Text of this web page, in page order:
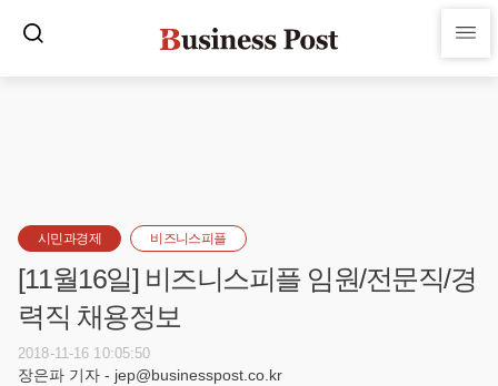
시민과경제 비즈니스피플
[11월16일] 비즈니스피플 임원/전문직/경
력직 채용정보
2018-11-16 10:05:50
장은파 기자 - jep@businesspost.co.kr